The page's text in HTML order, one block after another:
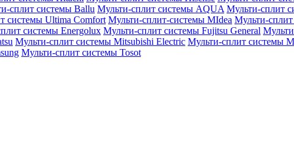
сплит системы Ballu Мульти-сплит системы AQUA Мульти-сплит
системы Ultima Comfort Мульти-сплит-системы MIdea Мульти-
системы Energolux Мульти-сплит системы Fujitsu General
Мульти-сплит системы Mitsubishi Electric Мульти-сплит системы
Мульти-сплит системы Tosot